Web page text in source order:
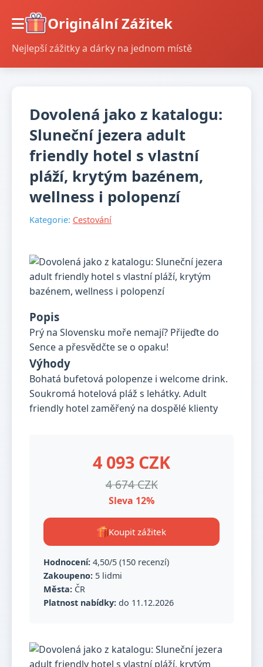
Originální Zážitek
Nejlepší zážitky a dárky na jednom místě
Dovolená jako z katalogu:
Sluneční jezera adult
friendly hotel s vlastní
pláží, krytým bazénem,
wellness i polopenzí
Kategorie: Cestování
Popis
Prý na Slovensku moře nemají? Přijeďte do
Sence a přesvědčte se o opaku!
Výhody
Bohatá bufetová polopenze i welcome drink.
Soukromá hotelová pláž s lehátky. Adult
friendly hotel zaměřený na dospělé klienty
4 093 CZK
4 674 CZK
Sleva 12%
Koupit zážitek
Hodnocení: 4,50/5 (150 recenzí)
Zakoupeno: 5 lidmi
Města: ČR
Platnost nabídky: do 11.12.2026